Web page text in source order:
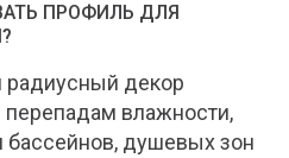
ПРОФИЛЬ ДЛЯ
декор
перепадам влажности,
бассейнов, душевых зон